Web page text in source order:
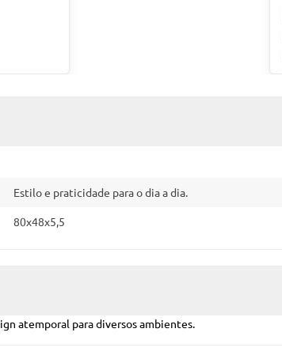
Estilo e praticidade para o dia a dia.
80x48x5,5
atemporal para diversos ambientes.